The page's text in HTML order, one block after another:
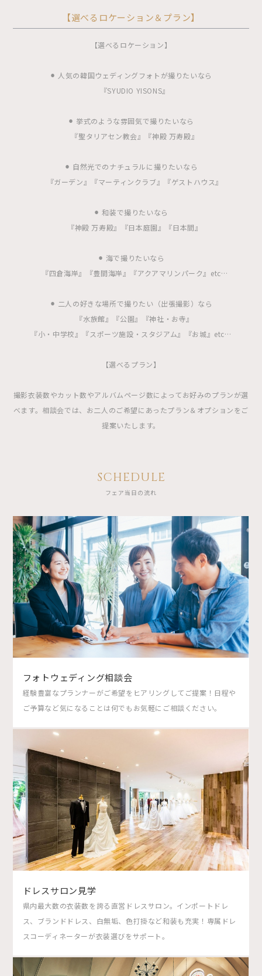
【選べるロケーション＆プラン】
【選べるロケーション】
⚫︎ 人気の韓国ウェディングフォトが撮りたいなら
『SYUDIO YISONS』
⚫︎ 挙式のような雰囲気で撮りたいなら
『聖タリアセン教会』『神殿 万寿殿』
⚫︎ 自然光でのナチュラルに撮りたいなら
『ガーデン』『マーティンクラブ』『ゲストハウス』
⚫︎ 和装で撮りたいなら
『神殿 万寿殿』『日本庭園』『日本間』
⚫︎ 海で撮りたいなら
『四倉海岸』『豊間海岸』『アクアマリンパーク』etc…
⚫︎ 二人の好きな場所で撮りたい（出張撮影）なら
『水族館』『公園』『神社・お寺』
『小・中学校』『スポーツ施設・スタジアム』『お城』etc…
【選べるプラン】
撮影衣装数やカット数やアルバムページ数によってお好みのプランが選
べます。相談会では、お二人のご希望にあったプラン＆オプションをご
提案いたします。
SCHEDULE
フェア当日の流れ
フォトウェディング相談会
経験豊富なプランナーがご希望をヒアリングしてご提案！日程や
ご予算など気になることは何でもお気軽にご相談ください。
ドレスサロン見学
県内最大数の衣装数を誇る直営ドレスサロン。インポートドレ
ス、ブランドドレス、白無垢、色打掛など和装も充実！専属ドレ
スコーディネーターが衣装選びをサポート。